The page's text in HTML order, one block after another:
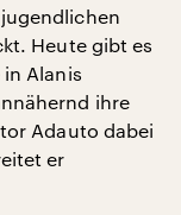
Heute gibt es
Alanis
ihre
Adauto dabei
er